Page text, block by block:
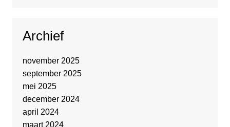
Archief
november 2025
september 2025
mei 2025
december 2024
april 2024
maart 2024